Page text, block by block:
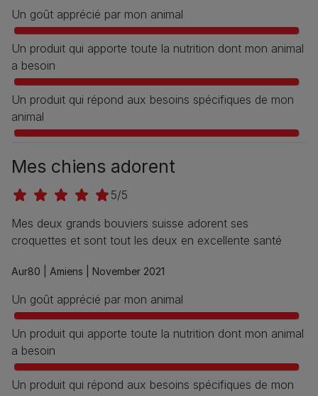
Un goût apprécié par mon animal
Un produit qui apporte toute la nutrition dont mon animal
a besoin
Un produit qui répond aux besoins spécifiques de mon
animal
Mes chiens adorent
5/5
Mes deux grands bouviers suisse adorent ses
croquettes et sont tout les deux en excellente santé
Aur80 | Amiens | November 2021
Un goût apprécié par mon animal
Un produit qui apporte toute la nutrition dont mon animal
a besoin
Un produit qui répond aux besoins spécifiques de mon